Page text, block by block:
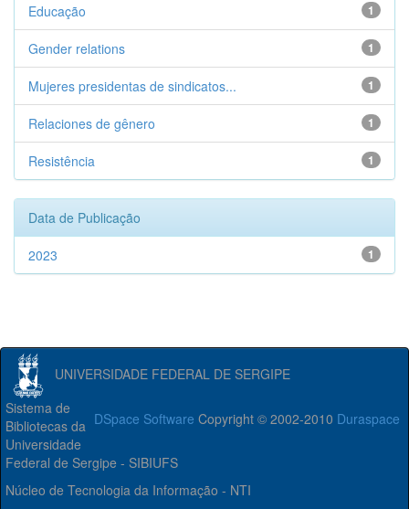
1
Educação
1
Gender relations
1
Mujeres presidentas de sindicatos...
1
Relaciones de gênero
1
Resistência
Data de Publicação
1
2023
UNIVERSIDADE FEDERAL DE SERGIPE
DSpace Software Copyright © 2002-2010 Duraspace
Sistema de
Bibliotecas da
Universidade
Federal de Sergipe - SIBIUFS
Núcleo de Tecnologia da Informação - NTI